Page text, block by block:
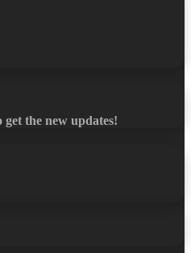
the new updates!